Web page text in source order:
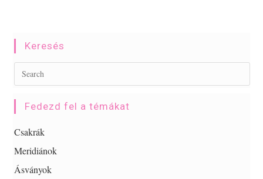
Keresés
Fedezd fel a témákat
Csakrák
Meridiánok
Ásványok